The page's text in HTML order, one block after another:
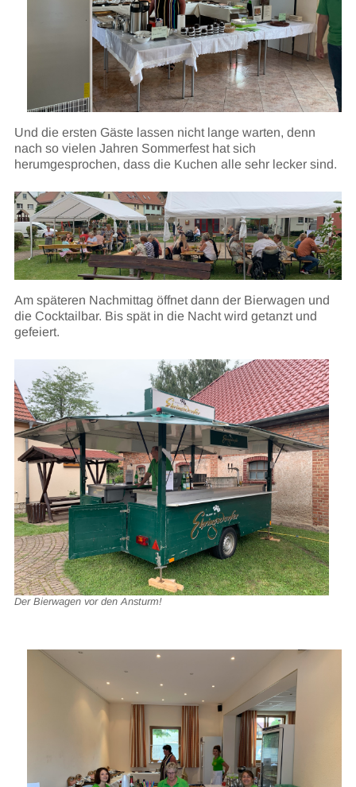
Und die ersten Gäste lassen nicht lange warten, denn
nach so vielen Jahren Sommerfest hat sich
herumgesprochen, dass die Kuchen alle sehr lecker sind.
Am späteren Nachmittag öffnet dann der Bierwagen und
die Cocktailbar. Bis spät in die Nacht wird getanzt und
gefeiert.
Der Bierwagen vor den Ansturm!